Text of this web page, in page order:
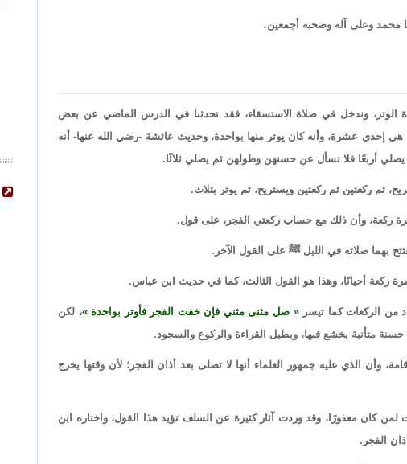
محمد وعلى آله وصحبه أجمعين.
الوتر، وندخل في صلاة الاستسقاء، فقد تحدثنا في الدرس الماضي عن بعض
هي إحدى عشرة، وأنه كان يوتر منها بواحدة، وحديث عائشة -رضي الله عنها- أنه
أربعًا فلا تسأل عن حسنهن وطولهن ثم يصلي ثلاثًا.
ثم ركعتين ثم ركعتين ويستريح، ثم يوتر بثلاث.
ركعة، وأن ذلك مع حساب ركعتي الفجر، على قول.
بهما صلاته في الليل ﷺ على القول الآخر.
ركعة أحيانًا، وهذا هو القول الثالث، كما في حديث ابن عباس.
من الركعات كما تيسر صل مثنى مثني فإن خفت الفجر فأوتر بواحدة ، لكن
متأنية يخشع فيها، ويطيل القراءة والركوع والسجود.
وأن الذي عليه جمهور العلماء أنها لا تصلى بعد أذان الفجر؛ لأن وقتها يخرج
كان معذورًا، وقد وردت آثار كثيرة عن السلف تؤيد هذا القول، واختاره ابن
الفجر.